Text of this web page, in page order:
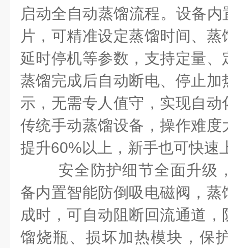
启动全自动蒸馏流程。设备
片，可精准设定蒸馏时间、
延时停机等参数，支持定量
蒸馏完成后自动断电、停止
示，无需专人值守，实现自
传统手动蒸馏设备，操作难
提升60%以上，新手也可快速
安全防护细节全面升级
备内置智能防倒吸电磁阀，
成时，可自动阻断回流通道
馏烧瓶、损坏加热模块，保